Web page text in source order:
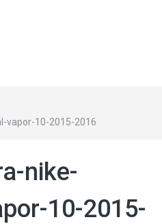
vapor-10-2015-2016
nike-
10-2015-